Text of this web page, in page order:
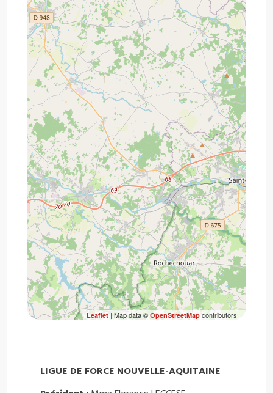
Leaflet| Map data © OpenStreetMapcontributors
LIGUE DE FORCE NOUVELLE-AQUITAINE